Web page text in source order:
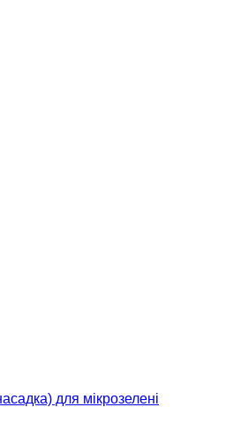
для мікрозелені